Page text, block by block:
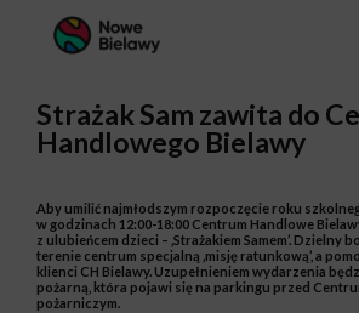
Strażak Sam zawita do
Handlowego Bielawy
Aby umilić najmłodszym rozpoczęcie roku
w godzinach 12:00-18:00 Centrum Handlowe
z ulubieńcem dzieci – ‚Strażakiem Samem’. Dzielny
terenie centrum specjalną ‚misję ratunkową’, a
klienci CH Bielawy. Uzupełnieniem wydarzenia
pożarną, która pojawi się na parkingu przed
pożarniczym.